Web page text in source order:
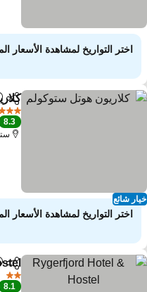
اختر التواريخ لمشاهدة الأسعار
شائع
8.3
اختر التواريخ لمشاهدة الأسعار
8.1